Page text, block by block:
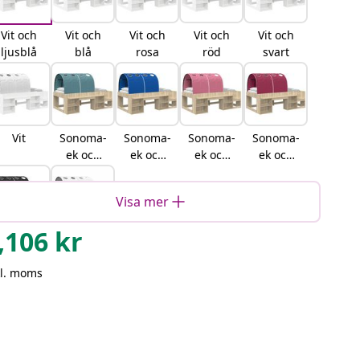
Vit och
ljusblå
Vit och
blå
Vit och
rosa
Vit och
röd
Vit och
svart
Vit
Sonoma-
ek och
ljusblå
Sonoma-
ek och
Sonoma-
ek och
Sonoma-
ek och
ek och
svart
Sonoma-
Visa mer
kr
moms